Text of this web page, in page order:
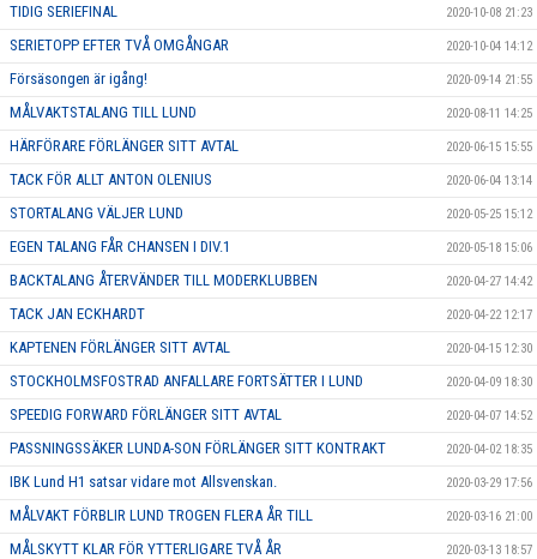
TIDIG SERIEFINAL 2020-10-08 21:23
SERIETOPP EFTER TVÅ OMGÅNGAR 2020-10-04 14:12
Försäsongen är igång! 2020-09-14 21:55
MÅLVAKTSTALANG TILL LUND 2020-08-11 14:25
HÄRFÖRARE FÖRLÄNGER SITT AVTAL 2020-06-15 15:55
TACK FÖR ALLT ANTON OLENIUS 2020-06-04 13:14
STORTALANG VÄLJER LUND 2020-05-25 15:12
EGEN TALANG FÅR CHANSEN I DIV.1 2020-05-18 15:06
BACKTALANG ÅTERVÄNDER TILL MODERKLUBBEN 2020-04-27 14:42
TACK JAN ECKHARDT 2020-04-22 12:17
KAPTENEN FÖRLÄNGER SITT AVTAL 2020-04-15 12:30
STOCKHOLMSFOSTRAD ANFALLARE FORTSÄTTER I LUND 2020-04-09 18:30
SPEEDIG FORWARD FÖRLÄNGER SITT AVTAL 2020-04-07 14:52
PASSNINGSSÄKER LUNDA-SON FÖRLÄNGER SITT KONTRAKT 2020-04-02 18:35
IBK Lund H1 satsar vidare mot Allsvenskan. 2020-03-29 17:56
MÅLVAKT FÖRBLIR LUND TROGEN FLERA ÅR TILL 2020-03-16 21:00
MÅLSKYTT KLAR FÖR YTTERLIGARE TVÅ ÅR 2020-03-13 18:57